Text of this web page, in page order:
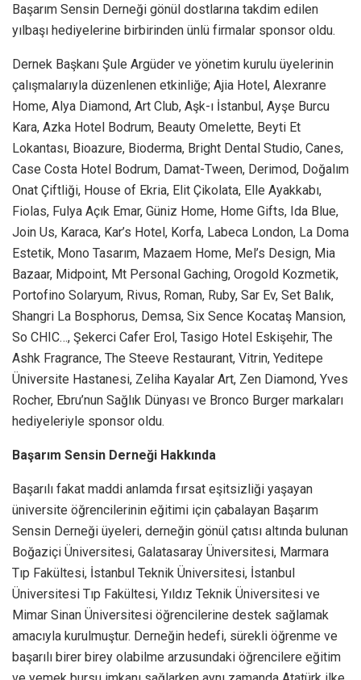
Başarım Sensin Derneği gönül dostlarına takdim edilen
yılbaşı hediyelerine birbirinden ünlü firmalar sponsor oldu.
Dernek Başkanı Şule Argüder ve yönetim kurulu üyelerinin
çalışmalarıyla düzenlenen etkinliğe; Ajia Hotel, Alexranre
Home, Alya Diamond, Art Club, Aşk-ı İstanbul, Ayşe Burcu
Kara, Azka Hotel Bodrum, Beauty Omelette, Beyti Et
Lokantası, Bioazure, Bioderma, Bright Dental Studio, Canes,
Case Costa Hotel Bodrum, Damat-Tween, Derimod, Doğalım
Onat Çiftliği, House of Ekria, Elit Çikolata, Elle Ayakkabı,
Fiolas, Fulya Açık Emar, Güniz Home, Home Gifts, Ida Blue,
Join Us, Karaca, Kar’s Hotel, Korfa, Labeca London, La Doma
Estetik, Mono Tasarım, Mazaem Home, Mel’s Design, Mia
Bazaar, Midpoint, Mt Personal Gaching, Orogold Kozmetik,
Portofino Solaryum, Rivus, Roman, Ruby, Sar Ev, Set Balık,
Shangri La Bosphorus, Demsa, Six Sence Kocataş Mansion,
So CHIC…, Şekerci Cafer Erol, Tasigo Hotel Eskişehir, The
Ashk Fragrance, The Steeve Restaurant, Vitrin, Yeditepe
Üniversite Hastanesi, Zeliha Kayalar Art, Zen Diamond, Yves
Rocher, Ebru’nun Sağlık Dünyası ve Bronco Burger markaları
hediyeleriyle sponsor oldu.
Başarım Sensin Derneği Hakkında
Başarılı fakat maddi anlamda fırsat eşitsizliği yaşayan
üniversite öğrencilerinin eğitimi için çabalayan Başarım
Sensin Derneği üyeleri, derneğin gönül çatısı altında bulunan
Boğaziçi Üniversitesi, Galatasaray Üniversitesi, Marmara
Tıp Fakültesi, İstanbul Teknik Üniversitesi, İstanbul
Üniversitesi Tıp Fakültesi, Yıldız Teknik Üniversitesi ve
Mimar Sinan Üniversitesi öğrencilerine destek sağlamak
amacıyla kurulmuştur. Derneğin hedefi, sürekli öğrenme ve
başarılı birer birey olabilme arzusundaki öğrencilere eğitim